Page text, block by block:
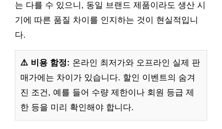
는 다를 수 있으니, 동일 브랜드 제품이라도 생산 시
기에 따른 품질 차이를 인지하는 것이 현실적입니
다.
⚠️ 비용 함정: 온라인 최저가와 오프라인 실제 판
매가에는 차이가 있습니다. 할인 이벤트의 숨겨
진 조건, 예를 들어 수량 제한이나 회원 등급 제
한 등을 미리 확인해야 합니다.